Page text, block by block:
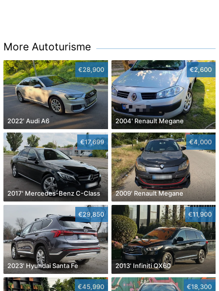
More Autoturisme
€28,900
2022' Audi A6
€2,600
2004' Renault Megane
€17,699
2017' Mercedes-Benz C-Class
€4,000
2009' Renault Megane
€29,850
2023' Hyundai Santa Fe
€11,900
2013' Infiniti QX60
€45,990 €18,300